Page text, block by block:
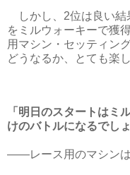
しかし、2位は良い結
をミルウォーキーで獲
用マシン・セッティン
どうなるか、とても楽
「明日のスタートはミ
けのバトルになるでしょ
――レース用のマシンは